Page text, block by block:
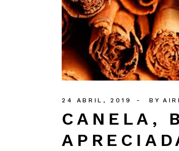
24 ABRIL, 2019 BY
CANELA,